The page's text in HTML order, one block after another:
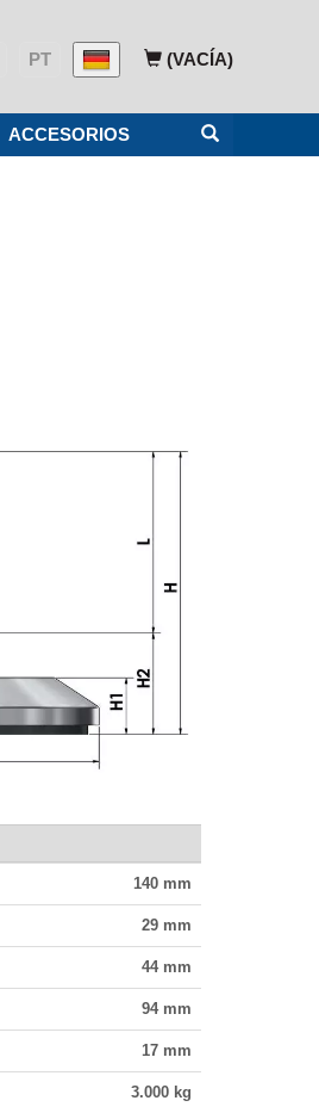
(VACÍA)
PT
ACCESORIOS
140mm
29mm
44mm
94mm
17mm
3.000kg